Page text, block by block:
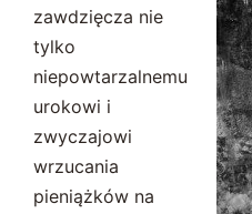
zawdzięcza nie
tylko
niepowtarzalnemu
urokowi i
zwyczajowi
wrzucania
pieniążków na